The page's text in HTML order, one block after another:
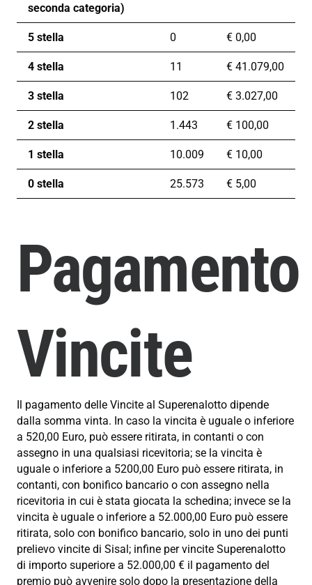
seconda categoria)
5 stella 0 € 0,00
4 stella 11 € 41.079,00
3 stella 102 € 3.027,00
2 stella 1.443 € 100,00
1 stella 10.009 € 10,00
0 stella 25.573 € 5,00
Pagamento
Vincite
Il pagamento delle Vincite al Superenalotto dipende
dalla somma vinta. In caso la vincita è uguale o inferiore
a 520,00 Euro, può essere ritirata, in contanti o con
assegno in una qualsiasi ricevitoria; se la vincita è
uguale o inferiore a 5200,00 Euro può essere ritirata, in
contanti, con bonifico bancario o con assegno nella
ricevitoria in cui è stata giocata la schedina; invece se la
vincita è uguale o inferiore a 52.000,00 Euro può essere
ritirata, solo con bonifico bancario, solo in uno dei punti
prelievo vincite di Sisal; infine per vincite Superenalotto
di importo superiore a 52.000,00 € il pagamento del
premio può avvenire solo dopo la presentazione della